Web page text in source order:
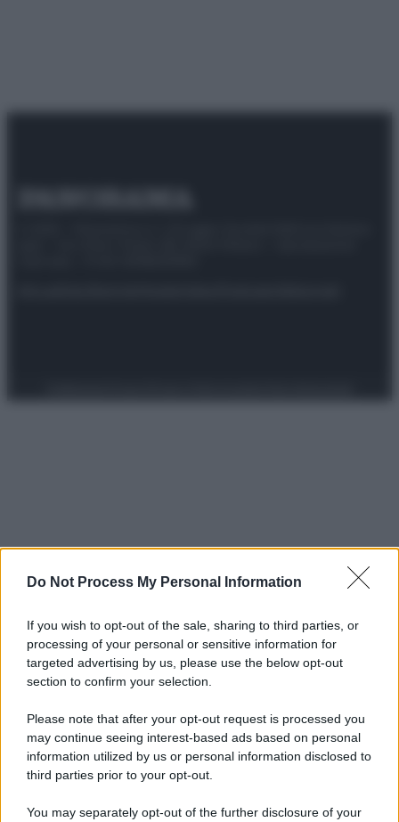
Do Not Process My Personal Information
If you wish to opt-out of the sale, sharing to third parties, or
processing of your personal or sensitive information for
targeted advertising by us, please use the below opt-out
section to confirm your selection.
Please note that after your opt-out request is processed you
may continue seeing interest-based ads based on personal
information utilized by us or personal information disclosed to
third parties prior to your opt-out.
You may separately opt-out of the further disclosure of your